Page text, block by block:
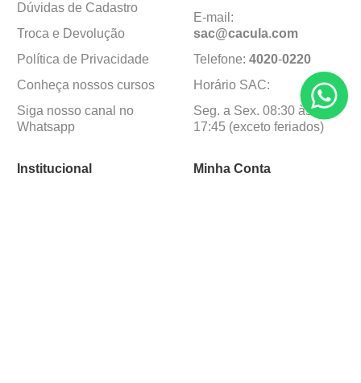
Dúvidas de Cadastro
Troca e Devolução
Política de Privacidade
Conheça nossos cursos
Siga nosso canal no
Whatsapp
E-mail:
sac@cacula.com
Telefone: 4020-0220
Horário SAC:
Seg. a Sex. 08:30 às
17:45 (exceto feriados)
Institucional Minha Conta